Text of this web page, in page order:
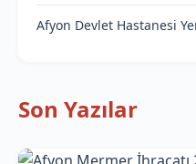
Afyon Devlet Hastanesi
Son Yazılar